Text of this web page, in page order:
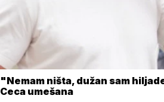
"Nemam ništa, dužan sam
Ceca umešana